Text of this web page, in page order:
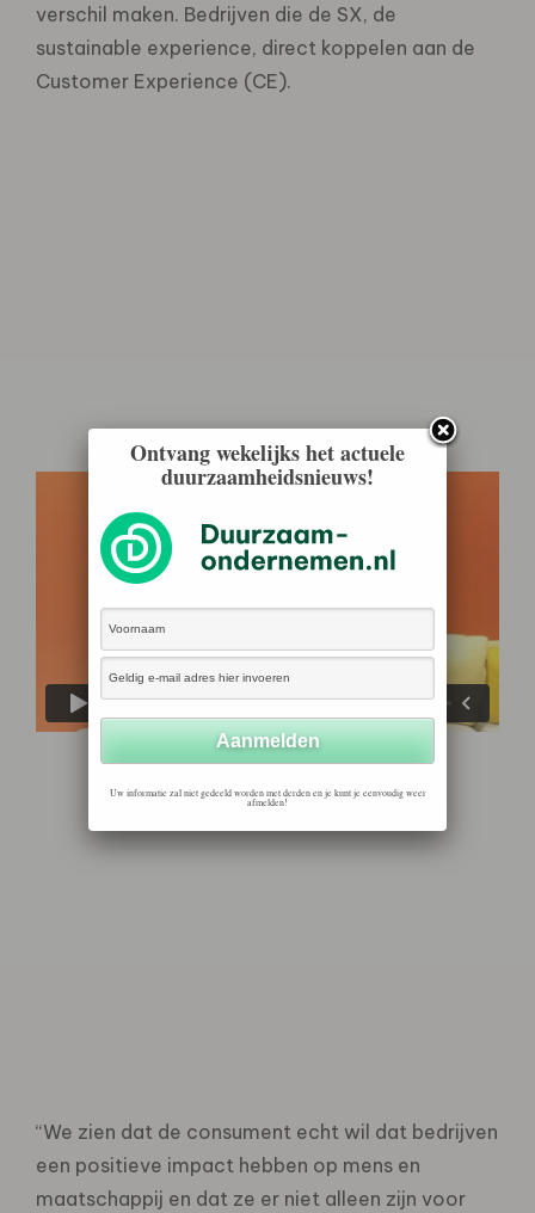
verschil maken. Bedrijven die de SX, de
sustainable experience, direct koppelen aan de
Customer Experience (CE).
“We zien dat de consument echt wil dat bedrijven
een positieve impact hebben op mens en
maatschappij en dat ze er niet alleen zijn voor
Ontvang wekelijks het actuele
duurzaamheidsnieuws!
Uw informatie zal niet gedeeld worden met derden en je kunt je eenvoudig weer
afmelden!